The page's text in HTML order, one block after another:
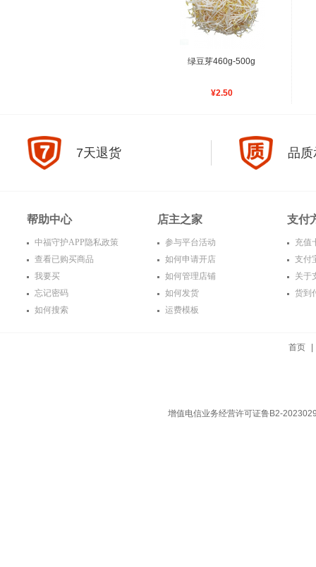
绿豆芽460g-500g
¥2.50
7天退货 品
帮助中心
中福守护APP隐私政策
查看已购买商品
我要买
忘记密码
如何搜索
店主之家
参与平台活动
如何申请开店
如何管理店铺
如何发货
运费模板
支付
充值
支付
关于
货到
首页
增值电信业务经营许可证鲁B2-